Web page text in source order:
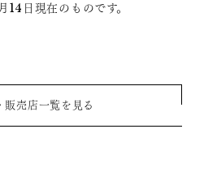
日現在のものです。
販売店一覧を見る